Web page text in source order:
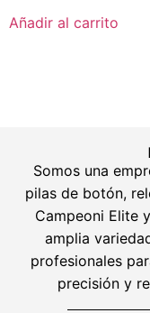
Añadir al carrito
Somos una
pilas de botón,
Campeoni Elite
amplia
profesionales
precisión y